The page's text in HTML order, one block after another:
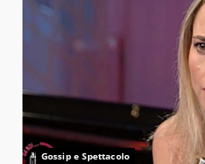
Gossip e Spettacolo